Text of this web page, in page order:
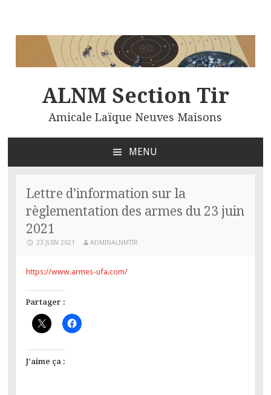
ALNM Section Tir
Amicale Laïque Neuves Maisons
MENU
CONTENU
PRINCIPAL
Lettre d’information sur la
règlementation des armes du 23 juin
2021
23 JUIN 2021 ADMINALNMTIR
https://www.armes-ufa.com/
Partager :
J’aime ça :